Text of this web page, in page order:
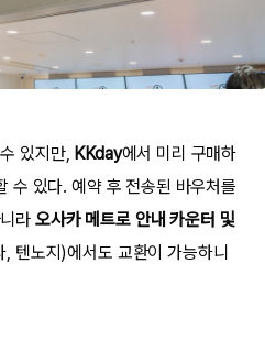
있지만, KKday에서 미리 구매하
수 있다. 예약 후 전송된 바우처를
라 오사카 메트로 안내 카운터 및
텐노지)에서도 교환이 가능하니